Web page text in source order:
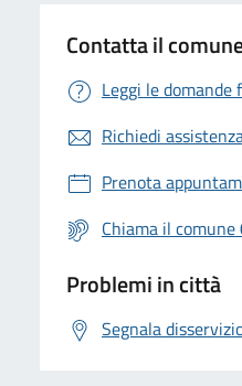
Contatta il
Leggi le domande
Richiedi
Prenota
Chiama il
Problemi in città
Segnala